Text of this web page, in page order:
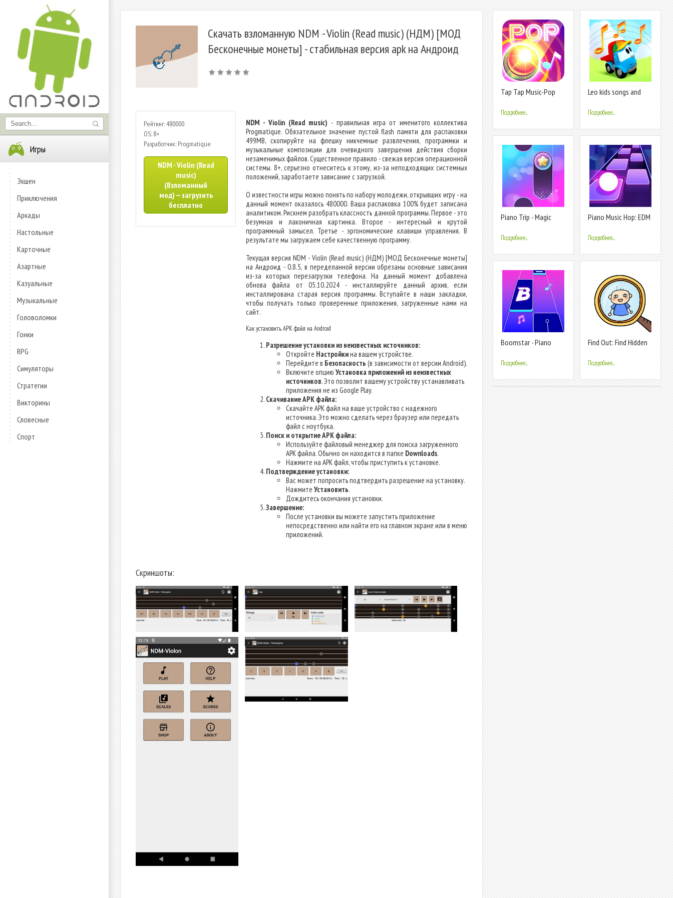
Игры
Экшен
Приключения
Аркады
Настольные
Карточные
Азартные
Казуальные
Музыкальные
Головоломки
Гонки
RPG
Симуляторы
Стратегии
Викторины
Словесные
Спорт
Скачать взломанную NDM - Violin (Read music) (НДМ) [МОД
Бесконечные монеты] - стабильная версия apk на Андроид
Рейтинг: 480000
OS: 8+
Разработчик: Progmatique
NDM - Violin (Read
music)
(Взломанный
мод) — загрузить
бесплатно
NDM - Violin (Read music) - правильная игра от именитого коллектива
Progmatique. Обязательное значение пустой flash памяти для распаковки
499MB, скопируйте на флешку никчемные развлечения, программки и
музыкальные композиции для очевидного завершения действия сборки
незаменимых файлов. Существенное правило - свежая версия операционной
системы. 8+, серьезно отнеситесь к этому, из-за неподходящих системных
положений, заработаете зависание с загрузкой.
О известности игры можно понять по набору молодежи, открывших игру - на
данный момент оказалось 480000. Ваша распаковка 100% будет записана
аналитиком. Рискнем разобрать классность данной программы. Первое - это
безумная и лаконичная картинка. Второе - интересный и крутой
программный замысел. Третье - эргономические клавиши управления. В
результате мы загружаем себе качественную программу.
Текущая версия NDM - Violin (Read music) (НДМ) [МОД Бесконечные монеты]
на Андроид - 0.8.5, в переделанной версии обрезаны основные зависания
из-за которых перезагрузки телефона. На данный момент добавлена
обнова файла от 05.10.2024 - инсталлируйте данный архив, если
инсталлирована старая версия программы. Вступайте в наши закладки,
чтобы получать только проверенные приложения, загруженные нами на
сайт.
Как установить APK файл на Android
Разрешение установки из неизвестных источников:
Откройте Настройкина вашем устройстве.
Перейдите в Безопасность (в зависимости от версии Android).
Включите опцию Установка приложений из неизвестных
источников. Это позволит вашему устройству устанавливать
приложения не из Google Play.
Скачивание APK файла:
Скачайте APK файл на ваше устройство с надежного
источника. Это можно сделать через браузер или передать
файл с ноутбука.
Поиск и открытие APK файла:
Используйте файловый менеджер для поиска загруженного
APK файла. Обычно он находится в папке Downloads.
Нажмите на APK файл, чтобы приступить к установке.
Подтверждение установки:
Вас может попросить подтвердить разрешение на установку.
Нажмите Установить.
Дождитесь окончания установки.
Завершение:
После установки вы можете запустить приложение
непосредственно или найти его на главном экране или в меню
приложений.
Скриншоты:
Tap Tap Music-Pop
Подробнее...
Leo kids songs and
Подробнее...
Piano Trip - Magic
Подробнее...
Piano Music Hop: EDM
Подробнее...
Boomstar - Piano
Подробнее...
Find Out: Find Hidden
Подробнее...